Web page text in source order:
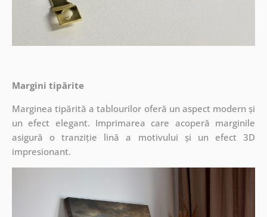
Margini tipărite
Marginea tipărită a tablourilor oferă un aspect modern și
un efect elegant. Imprimarea care acoperă marginile
asigură o tranziție lină a motivului și un efect 3D
impresionant.